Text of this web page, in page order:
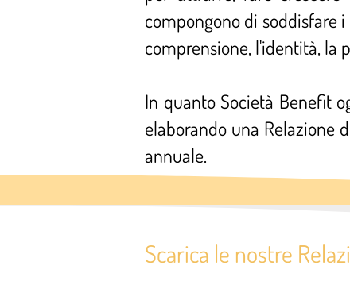
compongono di soddisfare
comprensione, l'identità, la
In quanto Società Benefit
elaborando una Relazione
annuale.
Scarica le nostre